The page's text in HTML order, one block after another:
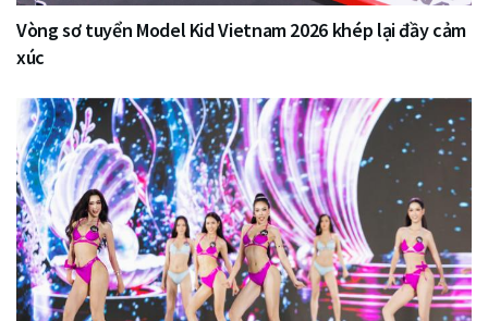
Vòng sơ tuyển Model Kid Vietnam 2026 khép lại đầy cảm
xúc